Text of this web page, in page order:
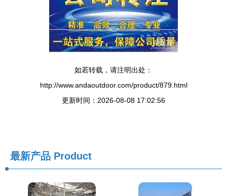
如若转载，请注明出处：
http://www.andaoutdoor.com/product/879.html
更新时间：2026-08-08 17:02:56
最新产品 Product